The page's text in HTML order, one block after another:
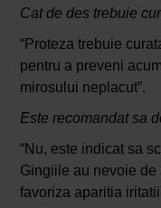
Cat de des trebuie
“Proteza trebuie
pentru a preveni
mirosului neplacut”.
Este recomandat sa
“Nu, este indicat sa
Gingiile au nevoie de
favoriza aparitia